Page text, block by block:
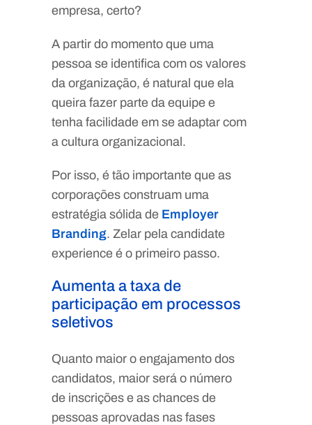
empresa, certo?
A partir do momento que uma
pessoa se identifica com os valores
da organização, é natural que ela
queira fazer parte da equipe e
tenha facilidade em se adaptar com
a cultura organizacional.
Por isso, é tão importante que as
corporações construam uma
estratégia sólida de Employer
Branding. Zelar pela candidate
experience é o primeiro passo.
Aumenta a taxa de
participação em processos
seletivos
Quanto maior o engajamento dos
candidatos, maior será o número
de inscrições e as chances de
pessoas aprovadas nas fases